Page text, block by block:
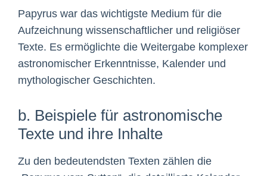
Papyrus war das wichtigste Medium für die
Aufzeichnung wissenschaftlicher und religiöser
Texte. Es ermöglichte die Weitergabe komplexer
astronomischer Erkenntnisse, Kalender und
mythologischer Geschichten.
b. Beispiele für astronomische
Texte und ihre Inhalte
Zu den bedeutendsten Texten zählen die